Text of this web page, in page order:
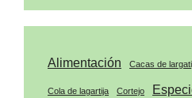
Alimentación Cacas de
Cola de lagartija Cortejo